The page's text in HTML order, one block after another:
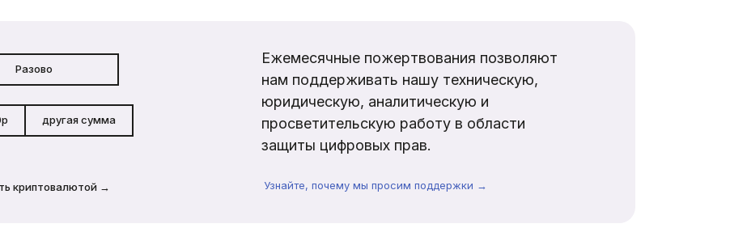
Разово
другая сумма
криптовалютой →
Ежемесячные пожертвования позволяют
нам поддерживать нашу техническую,
юридическую, аналитическую и
просветительскую работу в области
защиты цифровых прав.
Узнайте, почему мы просим поддержки →